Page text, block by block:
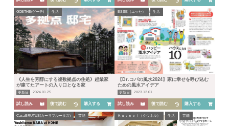
HOME
GOETHE(ゲーテ) 生活
《人生を芳醇にする複数拠点の住処》起業家
が建てたアートの入り口となる家
更新日 2024.01.25
試し読み 後で読む 購入する
ESSE（エッセ） 生活
【Dr.コパの風水2024】家に幸せを呼び込む
ための風水アイデア
更新日 2023.12.01
試し読み 後で読む 購入する
CasaBRUTUS(カーサブルータス) 芸能 Ｋｕ：ｎｅｌ（クウネル） 生活 芸能